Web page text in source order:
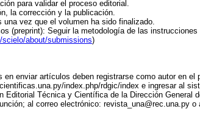
para validar el proceso editorial.
la corrección y la publicación.
una vez que el volumen ha sido finalizado.
(preprint): Seguir la metodología de las
about/submissions)
en enviar artículos deben registrarse como autor en el
index.php/rdgic/index e ingresar al
Editorial Técnica y Científica de la Dirección General
al correo electrónico: revista_una@rec.una.py